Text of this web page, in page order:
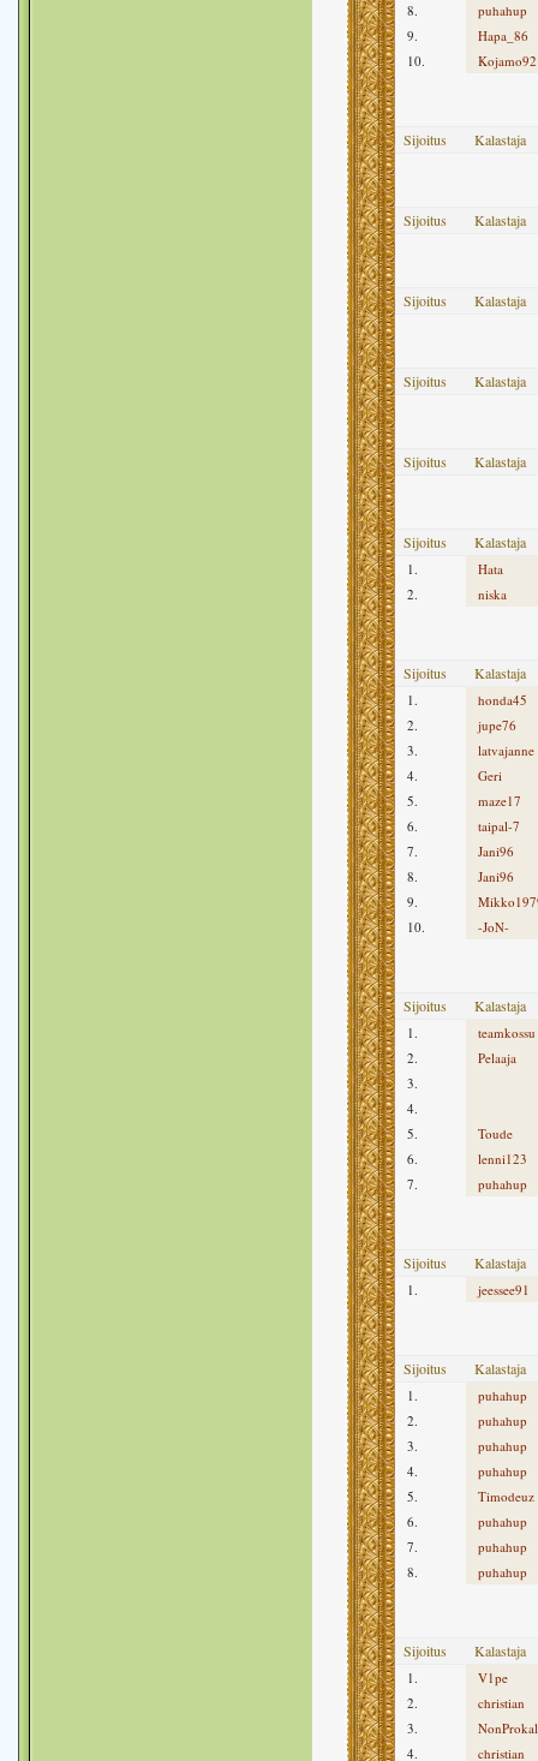
8.
puhahup
9.
Hapa_86
10.
Kojamo92
Sijoitus Kalastaja
Sijoitus Kalastaja
Sijoitus Kalastaja
Sijoitus Kalastaja
Sijoitus Kalastaja
Sijoitus Kalastaja
1.
Hata
2.
niska
Sijoitus Kalastaja
1.
honda45
2.
jupe76
3.
latvajanne
4.
Geri
5.
maze17
6.
taipal-7
7.
Jani96
8.
Jani96
9.
10.
-JoN-
Sijoitus Kalastaja
1.
teamkossu
2.
Pelaaja
3.
4.
5.
Toude
6.
lenni123
7.
puhahup
Sijoitus Kalastaja
1. jeessee91
Sijoitus Kalastaja
1.
puhahup
2.
puhahup
3.
puhahup
4.
puhahup
5.
Timodeuz
6.
puhahup
7.
puhahup
8.
puhahup
Sijoitus Kalastaja
1.
V1pe
2.
christian
3.
4.
christian